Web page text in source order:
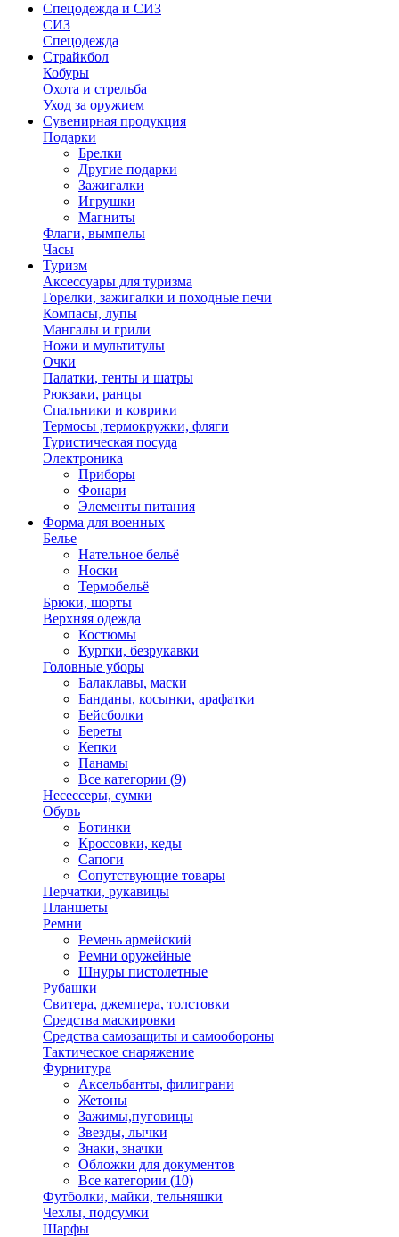
Спецодежда и СИЗ
СИЗ
Спецодежда
Страйкбол
Кобуры
Охота и стрельба
Уход за оружием
Сувенирная продукция
Подарки
Брелки
Другие подарки
Зажигалки
Игрушки
Магниты
Флаги, вымпелы
Часы
Туризм
Аксессуары для туризма
Горелки, зажигалки и походные печи
Компасы, лупы
Мангалы и грили
Ножи и мультитулы
Очки
Палатки, тенты и шатры
Рюкзаки, ранцы
Спальники и коврики
Термосы ,термокружки, фляги
Туристическая посуда
Электроника
Приборы
Фонари
Элементы питания
Форма для военных
Белье
Нательное бельё
Носки
Термобельё
Брюки, шорты
Верхняя одежда
Костюмы
Куртки, безрукавки
Головные уборы
Балаклавы, маски
Банданы, косынки, арафатки
Бейсболки
Береты
Кепки
Панамы
Все категории (9)
Несессеры, сумки
Обувь
Ботинки
Кроссовки, кеды
Сапоги
Сопутствующие товары
Перчатки, рукавицы
Планшеты
Ремни
Ремень армейский
Ремни оружейные
Шнуры пистолетные
Рубашки
Свитера, джемпера, толстовки
Средства маскировки
Средства самозащиты и самообороны
Тактическое снаряжение
Фурнитура
Аксельбанты, филиграни
Жетоны
Зажимы,пуговицы
Звезды, лычки
Знаки, значки
Обложки для документов
Все категории (10)
Футболки, майки, тельняшки
Чехлы, подсумки
Шарфы